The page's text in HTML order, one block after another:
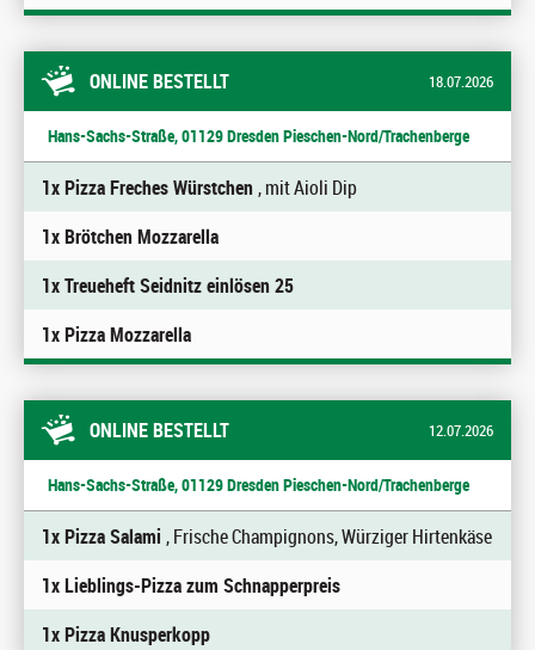
ONLINE BESTELLT 18.07.2026
Hans-Sachs-Straße, 01129 Dresden Pieschen-Nord/Trachenberge
1x Pizza Freches Würstchen, mit Aioli Dip
1x Brötchen Mozzarella
1x Treueheft Seidnitz einlösen 25
1x Pizza Mozzarella
ONLINE BESTELLT 12.07.2026
Hans-Sachs-Straße, 01129 Dresden Pieschen-Nord/Trachenberge
1x Pizza Salami , Frische Champignons, Würziger Hirtenkäse
1x Lieblings-Pizza zum Schnapperpreis
1x Pizza Knusperkopp